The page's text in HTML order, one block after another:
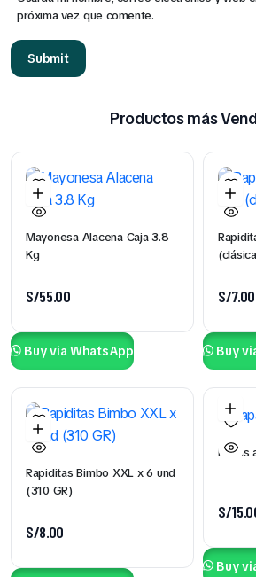
próxima vez que comente.
Productos más
Mayonesa Alacena Caja 3.8
Kg
S/55.00
Buy via WhatsApp
S/7.00
Buy
Rapiditas Bimbo XXL x 6 und
(310 GR)
S/8.00
Papas
S/
Buy